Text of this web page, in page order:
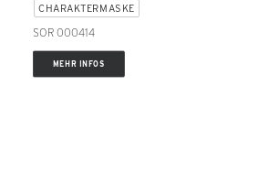
CHARAKTERMASKE
SOR 000414
MEHR INFOS